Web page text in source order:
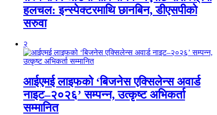
हलचल: इन्स्पेक्टरमाथि छानबिन, डीएसपीको
सरुवा
२
आईएमई लाइफको ‘बिजनेस एक्सिलेन्स अवार्ड
नाइट–२०२६’ सम्पन्न, उत्कृष्ट अभिकर्ता
सम्मानित